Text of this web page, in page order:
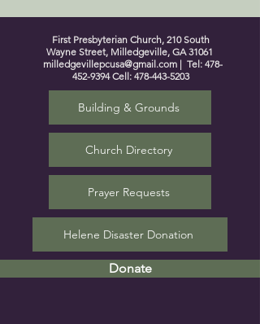
First Presbyterian Church, 210 South
Wayne Street, Milledgeville, GA 31061
milledgevillepcusa@gmail.com | Tel: 478-
452-9394Cell: 478-443-5203
Building & Grounds
Church Directory
Prayer Requests
Helene Disaster Donation
Donate